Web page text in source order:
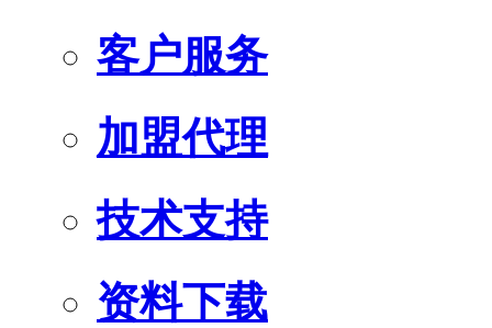
客户服务
加盟代理
技术支持
资料下载